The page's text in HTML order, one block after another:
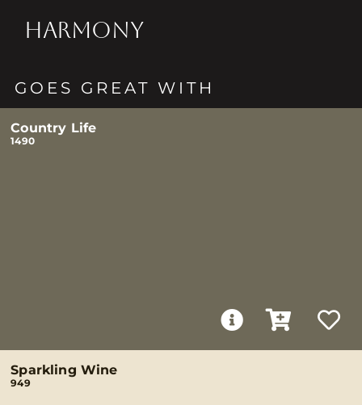
HARMONY
GOES GREAT WITH
Country Life
1490
Sparkling Wine
949